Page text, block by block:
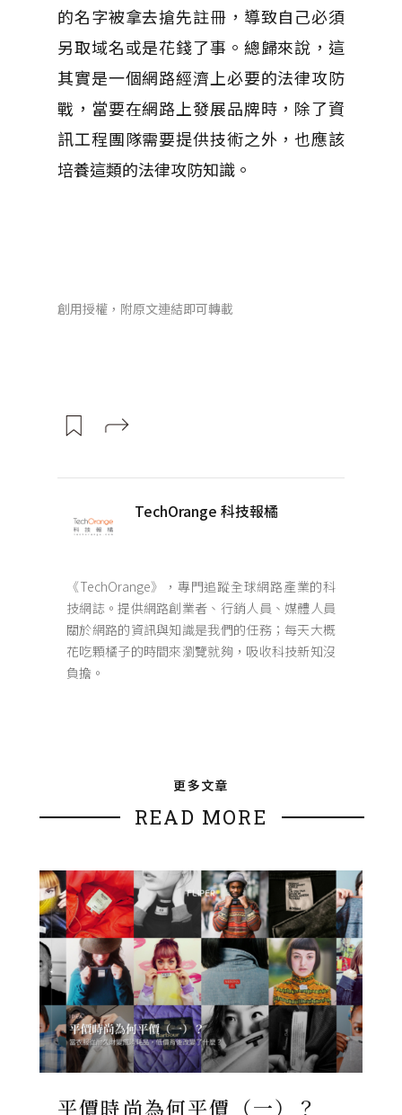
的名字被拿去搶先註冊，導致自己必須
另取域名或是花錢了事。總歸來說，這
其實是一個網路經濟上必要的法律攻防
戰，當要在網路上發展品牌時，除了資
訊工程團隊需要提供技術之外，也應該
培養這類的法律攻防知識。
創用授權，附原文連結即可轉載
TechOrange 科技報橘
《TechOrange》，專門追蹤全球網路產業的科
技網誌。提供網路創業者、行銷人員、媒體人員
關於網路的資訊與知識是我們的任務；每天大概
花吃顆橘子的時間來瀏覽就夠，吸收科技新知沒
負擔。
更多文章
READ MORE
平價時尚為何平價（一）？